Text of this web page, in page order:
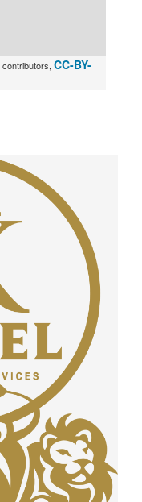
contributors, CC-BY-